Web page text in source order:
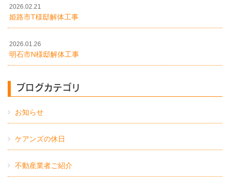
2026.02.21
姫路市T様邸解体工事
2026.01.26
明石市N様邸解体工事
ブログカテゴリ
お知らせ
ケアンズの休日
不動産業者ご紹介